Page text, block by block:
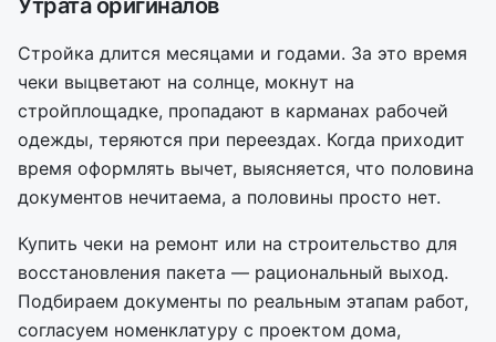
Утрата оригиналов
Стройка длится месяцами и годами. За это время
чеки выцветают на солнце, мокнут на
стройплощадке, пропадают в карманах рабочей
одежды, теряются при переездах. Когда приходит
время оформлять вычет, выясняется, что половина
документов нечитаема, а половины просто нет.
Купить чеки на ремонт или на строительство для
восстановления пакета — рациональный выход.
Подбираем документы по реальным этапам работ,
согласуем номенклатуру с проектом дома,